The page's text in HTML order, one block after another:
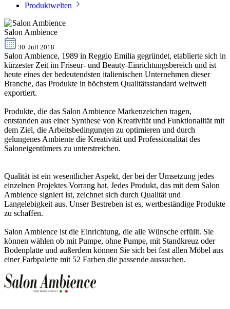
Produktwelten
Salon Ambience
30. Juli 2018
Salon Ambience, 1989 in Reggio Emilia gegründet, etablierte sich in
kürzester Zeit im Friseur- und Beauty-Einrichtungsbereich und ist
heute eines der bedeutendsten italienischen Unternehmen dieser
Branche, das Produkte in höchstem Qualitätsstandard weltweit
exportiert.
Produkte, die das Salon Ambience Markenzeichen tragen,
entstanden aus einer Synthese von Kreativität und Funktionalität mit
dem Ziel, die Arbeitsbedingungen zu optimieren und durch
gelungenes Ambiente die Kreativität und Professionalität des
Saloneigentümers zu unterstreichen.
Qualität ist ein wesentlicher Aspekt, der bei der Umsetzung jedes
einzelnen Projektes Vorrang hat. Jedes Produkt, das mit dem Salon
Ambience signiert ist, zeichnet sich durch Qualität und
Langelebigkeit aus. Unser Bestreben ist es, wertbeständige Produkte
zu schaffen.
Salon Ambience ist die Einrichtung, die alle Wünsche erfüllt. Sie
können wählen ob mit Pumpe, ohne Pumpe, mit Standkreuz oder
Bodenplatte und außerdem können Sie sich bei fast allen Möbel aus
einer Farbpalette mit 52 Farben die passende aussuchen.